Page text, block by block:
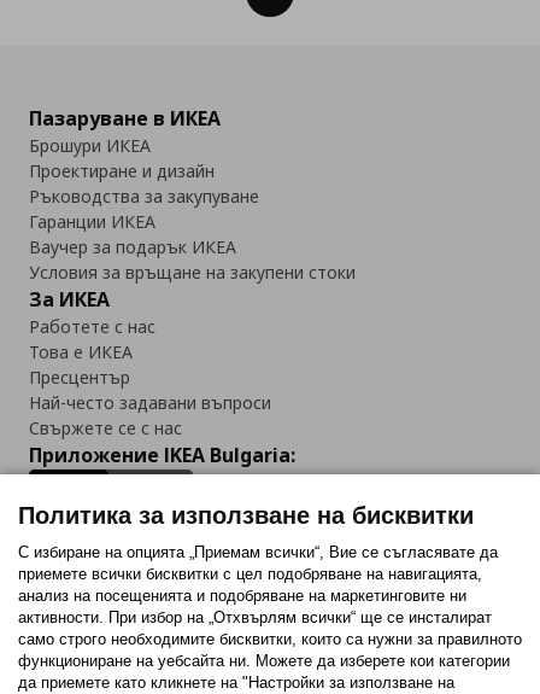
Пазаруване в ИКЕА
Брошури ИКЕА
Проектиране и дизайн
Ръководства за закупуване
Гаранции ИКЕА
Ваучер за подарък ИКЕА
Условия за връщане на закупени стоки
За ИКЕА
Работете с нас
Това е ИКЕА
Пресцентър
Най-често задавани въпроси
Свържете се с нас
Приложение IKEA Bulgaria:
Последвайте ни:
FacebookTwitterYoutubePinterestInstagram
Политика за използване на бисквитки
С избиране на опцията „Приемам всички“, Вие се съгласявате да
приемете всички бисквитки с цел подобряване на навигацията,
анализ на посещенията и подобряване на маркетинговите ни
активности. При избор на „Отхвърлям всички“ ще се инсталират
само строго необходимитe бисквитки, които са нужни за правилното
функциониране на уебсайта ни. Можете да изберете кои категории
да приемете като кликнете на "Настройки за използване на